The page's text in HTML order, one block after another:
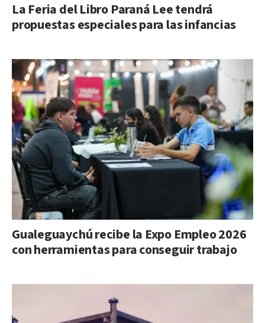
La Feria del Libro Paraná Lee tendrá
propuestas especiales para las infancias
Gualeguaychú recibe la Expo Empleo 2026
con herramientas para conseguir trabajo